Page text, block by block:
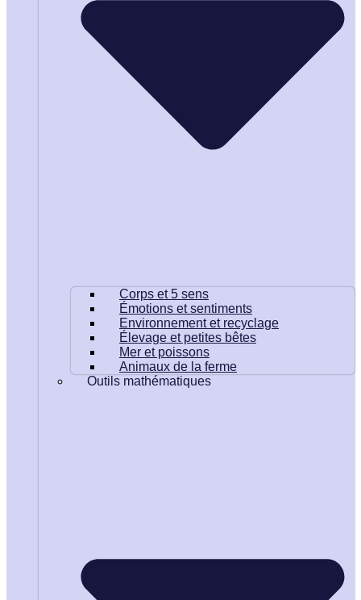
Corps et 5 sens
Émotions et sentiments
Environnement et recyclage
Élevage et petites bêtes
Mer et poissons
Animaux de la ferme
Outils mathématiques